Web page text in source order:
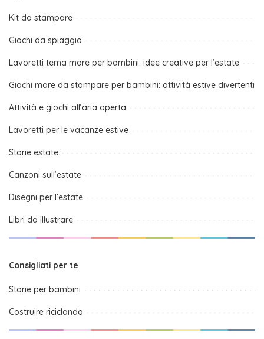
Kit da stampare
Giochi da spiaggia
Lavoretti tema mare per bambini: idee creative per l’estate
Giochi mare da stampare per bambini: attività estive divertenti
Attività e giochi all’aria aperta
Lavoretti per le vacanze estive
Storie estate
Canzoni sull’estate
Disegni per l’estate
Libri da illustrare
Consigliati per te
Storie per bambini
Costruire riciclando